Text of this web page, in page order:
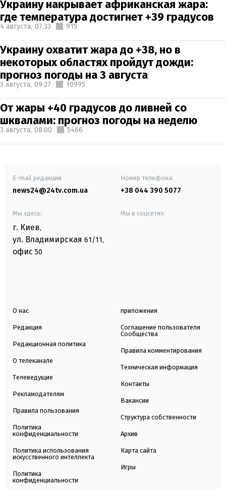
Украину накрывает африканская жара:
где температура достигнет +39 градусов
4 августа, 07:33 915
Украину охватит жара до +38, но в
некоторых областях пройдут дожди:
прогноз погоды на 3 августа
3 августа, 09:27 10995
От жары +40 градусов до ливней со
шквалами: прогноз погоды на неделю
3 августа, 08:00 5466
E-mail редакции
news24@24tv.com.ua
Номер телефона:
+38 044 390 5077
Мы здесь:
г. Киев,
ул. Владимирская 61/11,
офис 50
Мы в соцсетях:
О нас
Редакция
Редакционная политика
О телеканале
Телеведущие
Рекламодателям
Правила пользования
Политика
конфиденциальности
Политика использования
искусственного интеллекта
Политика
конфиденциальности
приложения
Соглашение пользователя
Сообщества
Правила комментирования
Техническая информация
Контакты
Вакансии
Структура собственности
Архив
Карта сайта
Игры